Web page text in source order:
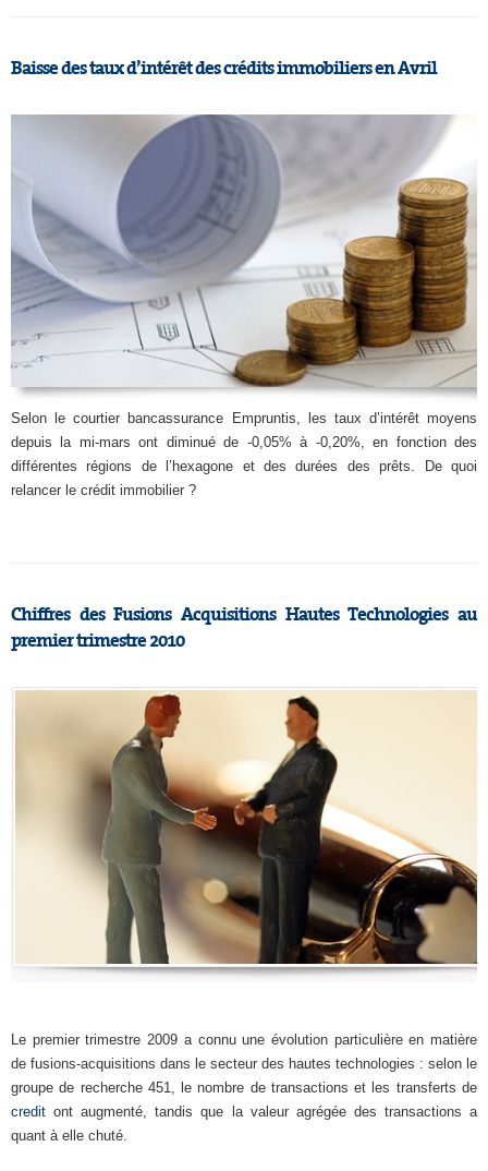
Baisse des taux d’intérêt des crédits immobiliers en Avril
Selon le courtier bancassurance Empruntis, les taux d’intérêt moyens
depuis la mi-mars ont diminué de -0,05% à -0,20%, en fonction des
différentes régions de l’hexagone et des durées des prêts. De quoi
relancer le crédit immobilier ?
Chiffres des Fusions Acquisitions Hautes Technologies au
premier trimestre 2010
Le premier trimestre 2009 a connu une évolution particulière en matière
de fusions-acquisitions dans le secteur des hautes technologies : selon le
groupe de recherche 451, le nombre de transactions et les transferts de
credit ont augmenté, tandis que la valeur agrégée des transactions a
quant à elle chuté.